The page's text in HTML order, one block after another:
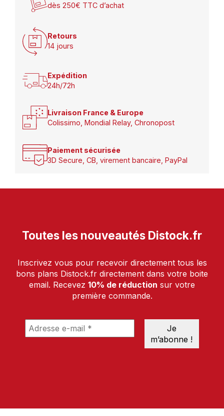
dès 250€ TTC d’achat
Retours
14 jours
Expédition
24h/72h
Livraison France & Europe
Colissimo, Mondial Relay, Chronopost
Paiement sécurisée
3D Secure, CB, virement bancaire, PayPal
Toutes les nouveautés Distock.fr
Inscrivez vous pour recevoir directement tous les
bons plans Distock.fr directement dans votre boite
email. Recevez 10% de réduction sur votre
première commande.